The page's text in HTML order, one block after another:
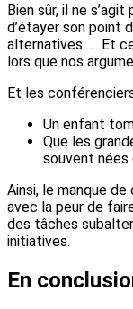
Bien sûr, il ne
d’étayer son point
alternatives …. Et
lors que nos
Et les
Un enfant
Que les
souvent nées
Ainsi, le manque
avec la peur de
des tâches
initiatives.
En